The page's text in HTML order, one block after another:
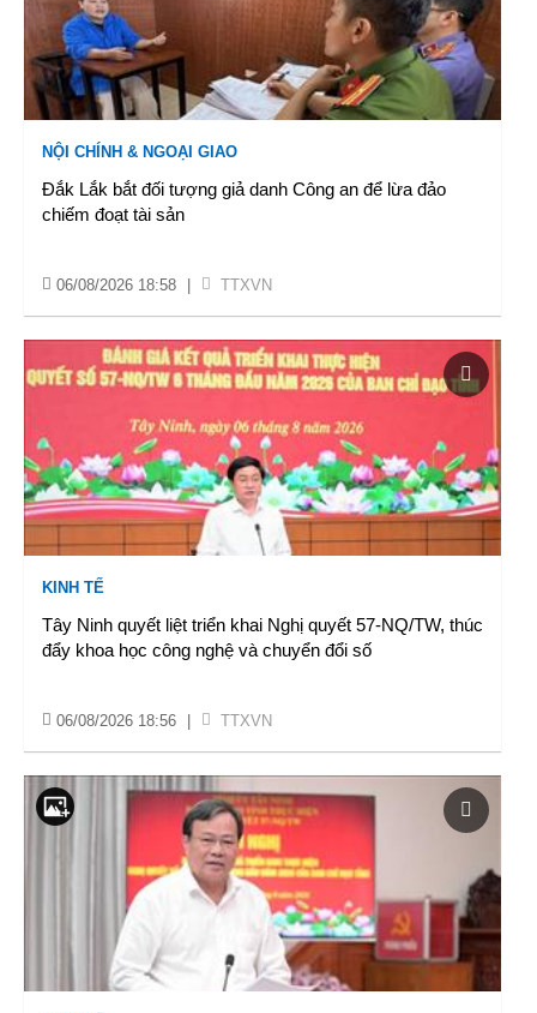
NỘI CHÍNH & NGOẠI GIAO
Đắk Lắk bắt đối tượng giả danh Công an để lừa đảo
chiếm đoạt tài sản
06/08/2026 18:58 TTXVN
KINH TẾ
Tây Ninh quyết liệt triển khai Nghị quyết 57-NQ/TW, thúc
đẩy khoa học công nghệ và chuyển đổi số
06/08/2026 18:56 TTXVN